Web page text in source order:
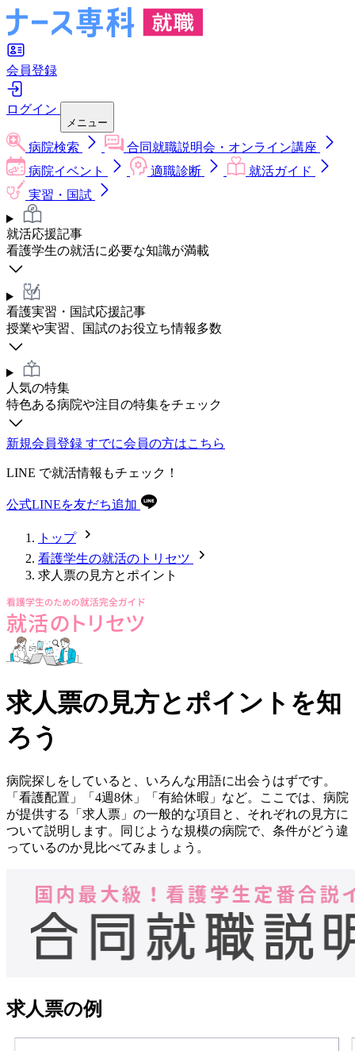
会員登録
ログイン
メニュー
病院検索
合同就職説明会・オンライン講座
病院イベント
適職診断
就活ガイド
実習・国試
就活応援記事
看護学生の就活に必要な知識が満載
看護実習・国試応援記事
授業や実習、国試のお役立ち情報多数
人気の特集
特色ある病院や注目の特集をチェック
新規会員登録 すでに会員の方はこちら
LINE で就活情報もチェック！
公式LINEを友だち追加
トップ
看護学生の就活のトリセツ
求人票の見方とポイント
求人票の見方とポイントを知
ろう
病院探しをしていると、いろんな用語に出会うはずです。
「看護配置」「4週8休」「有給休暇」など。ここでは、病院
が提供する「求人票」の一般的な項目と、それぞれの見方に
ついて説明します。同じような規模の病院で、条件がどう違
っているのか見比べてみましょう。
求人票の例